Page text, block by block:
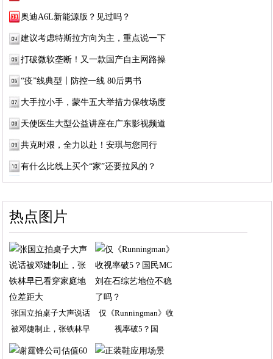
奥迪A6L新能源版？见过吗？
建议考虑特斯拉方向为主，重点说一下
打破微软垄断！又一款国产自主网路操
“疫”线典型丨防控一线 80后男书
大手拉小手，蒙牛五大举措力保牧场度
天使医生大型公益讲座在广东影视频道
共克时艰，全力以赴！安琪与您同行
有什么比线上买个“家”还要拉风的？
热点图片
张国立拍桌子大声说话
被邓婕制止，张铁林早
仅《Runningman》收
视率破5？国